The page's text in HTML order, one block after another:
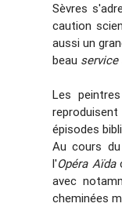
Sèvres
caution
aussi un
beau
Les
épisodes
Au cours
l'Opéra Aïda
avec
cheminées